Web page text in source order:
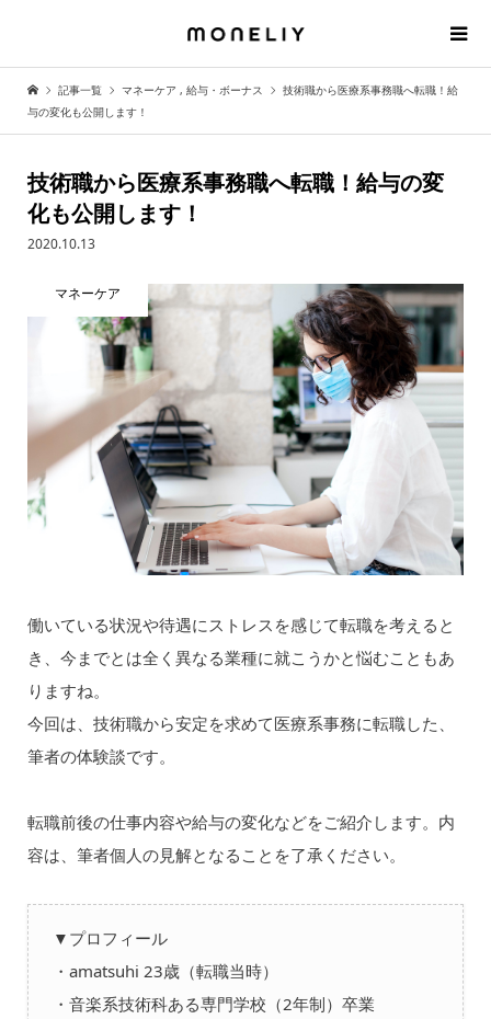
記事一覧 マネーケア , 給与・ボーナス
技術職から医療系事務職へ転職！給
与の変化も公開します！
技術職から医療系事務職へ転職！給与の変
化も公開します！
2020.10.13
マネーケア
働いている状況や待遇にストレスを感じて転職を考えると
き、今までとは全く異なる業種に就こうかと悩むこともあ
りますね。
今回は、技術職から安定を求めて医療系事務に転職した、
筆者の体験談です。
転職前後の仕事内容や給与の変化などをご紹介します。内
容は、筆者個人の見解となることを了承ください。
▼プロフィール
・amatsuhi 23歳（転職当時）
・音楽系技術科ある専門学校（2年制）卒業